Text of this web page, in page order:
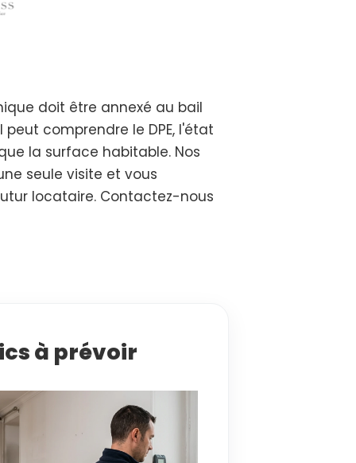
doit être annexé au bail
comprendre le DPE, l'état
la surface habitable. Nos
seule visite et vous
locataire. Contactez-nous
à prévoir